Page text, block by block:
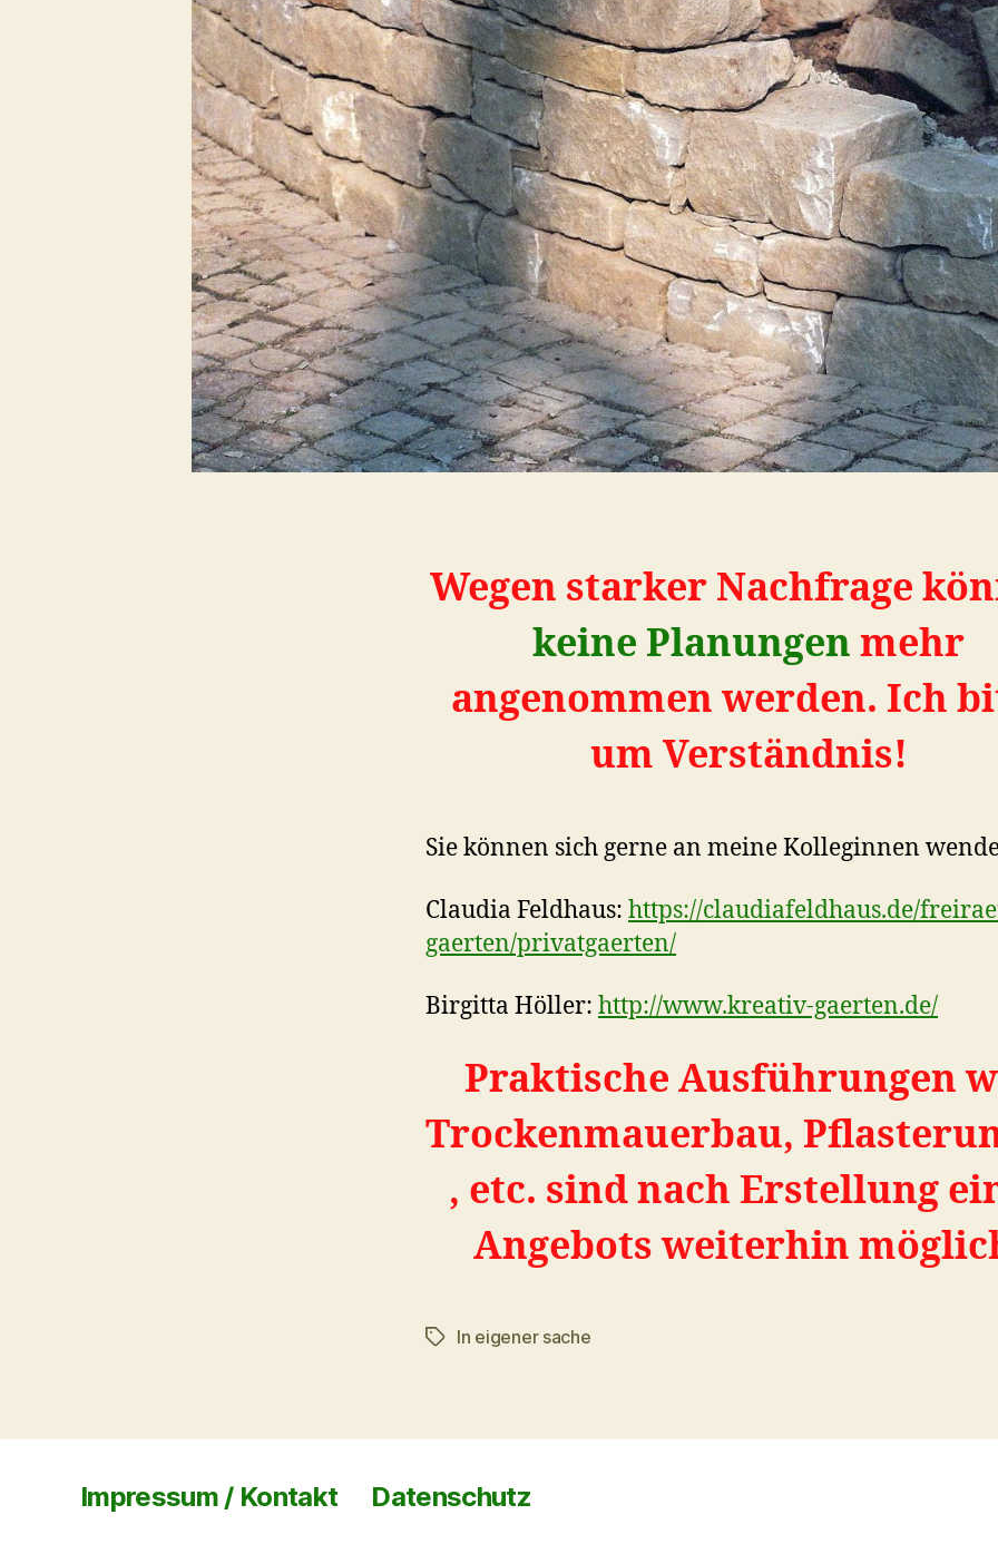
Wegen starker Nachfrage
keine Planungen mehr
angenommen werden. Ich
um Verständnis!
Sie können sich gerne an meine Kolleginnen
Claudia Feldhaus: https://claudiafeldhaus.de/
gaerten/privatgaerten/
Birgitta Höller: http://www.kreativ-gaerten.de/
Praktische Ausführungen
Trockenmauerbau,
, etc. sind nach Erstellung
Angebots weiterhin
Schlagwörter
In eigener sache
Impressum / Kontakt Datenschutz